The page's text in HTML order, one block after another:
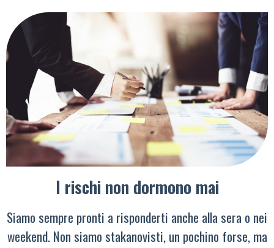
I rischi non dormono mai
Siamo sempre pronti a risponderti anche alla sera o nei
weekend. Non siamo stakanovisti, un pochino forse, ma